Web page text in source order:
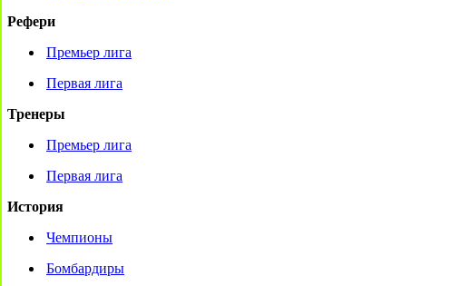
Рефери
Премьер лига
Первая лига
Тренеры
Премьер лига
Первая лига
История
Чемпионы
Бомбардиры